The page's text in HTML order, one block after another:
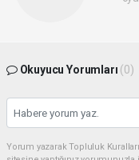
Okuyucu Yorumları (0)
Yorum yazarak Topluluk